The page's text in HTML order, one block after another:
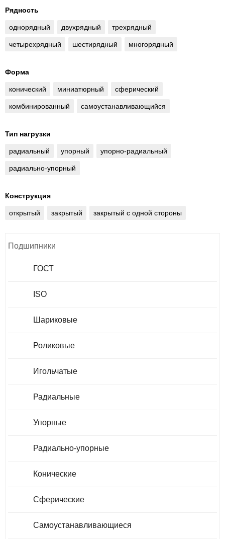
Рядность
однорядный двухрядный трехрядный
четырехрядный шестирядный многорядный
Форма
конический миниатюрный сферический
комбинированный самоустанавливающийся
Тип нагрузки
радиальный упорный упорно-радиальный
радиально-упорный
Конструкция
открытый закрытый закрытый с одной стороны
Подшипники
ГОСТ
ISO
Шариковые
Роликовые
Игольчатые
Радиальные
Упорные
Радиально-упорные
Конические
Сферические
Самоустанавливающиеся